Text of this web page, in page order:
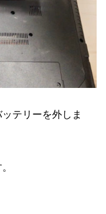
テリーを外しま